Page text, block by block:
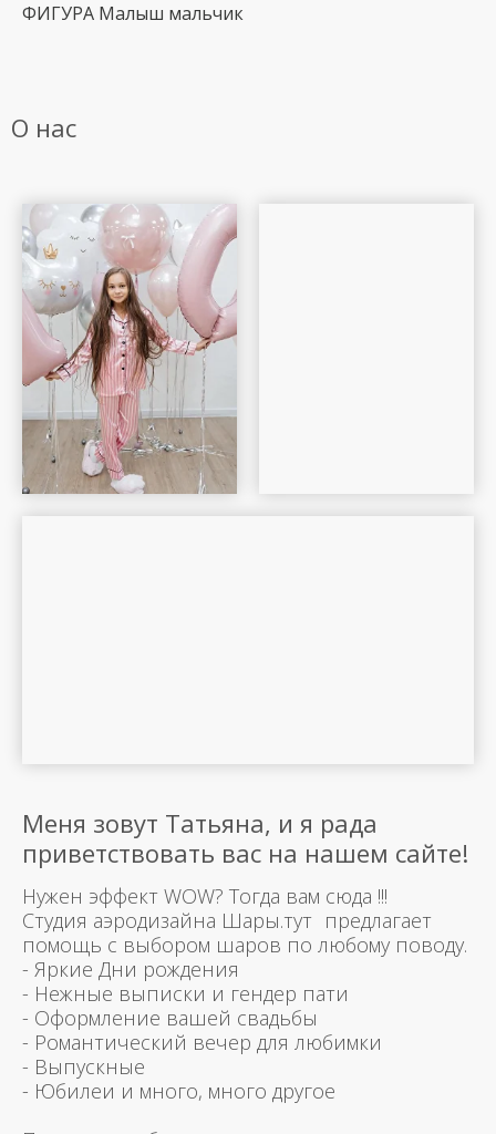
ФИГУРА Малыш мальчик
О нас
Меня зовут Татьяна, и я рада
приветствовать вас на нашем сайте!
Нужен эффект WOW? Тогда вам сюда !!!
Студия аэродизайна Шары.тут предлагает
помощь с выбором шаров по любому поводу.
- Яркие Дни рождения
- Нежные выписки и гендер пати
- Оформление вашей свадьбы
- Романтический вечер для любимки
- Выпускные
- Юбилеи и много, много другое